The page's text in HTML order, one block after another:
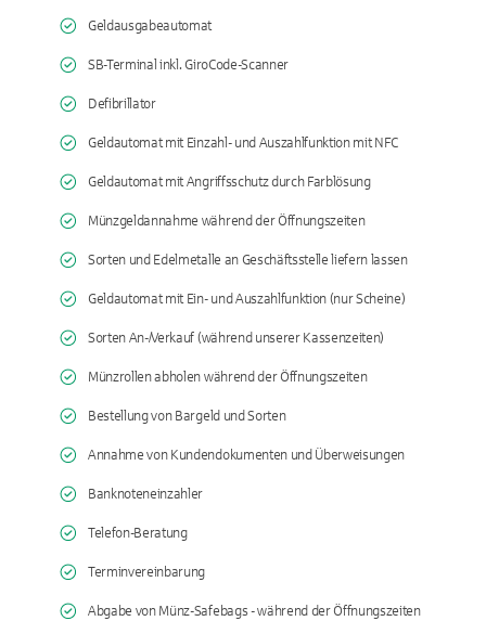
Geldausgabeautomat
SB-Terminal inkl. GiroCode-Scanner
Defibrillator
Geldautomat mit Einzahl- und Auszahlfunktion mit NFC
Geldautomat mit Angriffsschutz durch Farblösung
Münzgeldannahme während der Öffnungszeiten
Sorten und Edelmetalle an Geschäftsstelle liefern lassen
Geldautomat mit Ein- und Auszahlfunktion (nur Scheine)
Sorten An-/Verkauf (während unserer Kassenzeiten)
Münzrollen abholen während der Öffnungszeiten
Bestellung von Bargeld und Sorten
Annahme von Kundendokumenten und Überweisungen
Banknoteneinzahler
Telefon-Beratung
Terminvereinbarung
Abgabe von Münz-Safebags - während der Öffnungszeiten